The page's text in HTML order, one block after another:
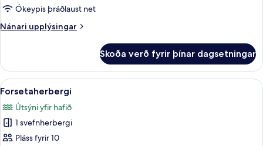
Ókeypis þráðlaust net
Nánari upplýsingar
Nánari
svíta
Skoða verð fyrir þínar dagsetningar
Skoða
allar
myndir
fyrir
Forsetaherbergi
Dúnsængur, rúm með Select
8
Forsetaherbergi
Útsýni yfir hafið
1 svefnherbergi
Pláss fyrir 10